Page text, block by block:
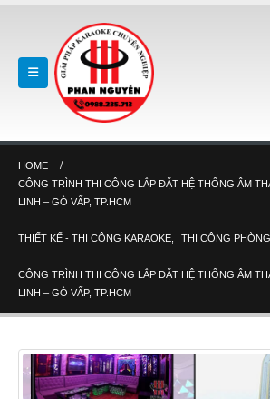
HOME
CÔNG TRÌNH THI CÔNG LẮP ĐẶT HỆ THỐNG ÂM
LINH – GÒ VẤP, TP.HCM
THIẾT KẾ - THI CÔNG KARAOKE THI CÔNG
CÔNG TRÌNH THI CÔNG LẮP ĐẶT HỆ THỐNG ÂM
LINH – GÒ VẤP, TP.HCM